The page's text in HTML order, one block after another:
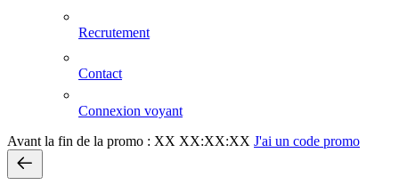
Recrutement
Contact
Connexion voyant
Avant la fin de la promo : XX XX:XX:XX J'ai un code promo